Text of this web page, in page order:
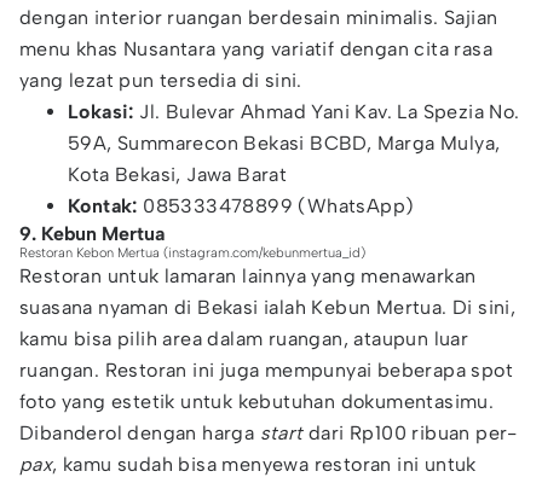
dengan interior ruangan berdesain minimalis. Sajian
menu khas Nusantara yang variatif dengan cita rasa
yang lezat pun tersedia di sini.
Lokasi: Jl. Bulevar Ahmad Yani Kav. La Spezia No.
59A, Summarecon Bekasi BCBD, Marga Mulya,
Kota Bekasi, Jawa Barat
Kontak: 085333478899 (WhatsApp)
9. Kebun Mertua
Restoran Kebon Mertua (instagram.com/kebunmertua_id)
Restoran untuk lamaran lainnya yang menawarkan
suasana nyaman di Bekasi ialah Kebun Mertua. Di sini,
kamu bisa pilih area dalam ruangan, ataupun luar
ruangan. Restoran ini juga mempunyai beberapa spot
foto yang estetik untuk kebutuhan dokumentasimu.
Dibanderol dengan harga startdari Rp100 ribuan per-
pax, kamu sudah bisa menyewa restoran ini untuk